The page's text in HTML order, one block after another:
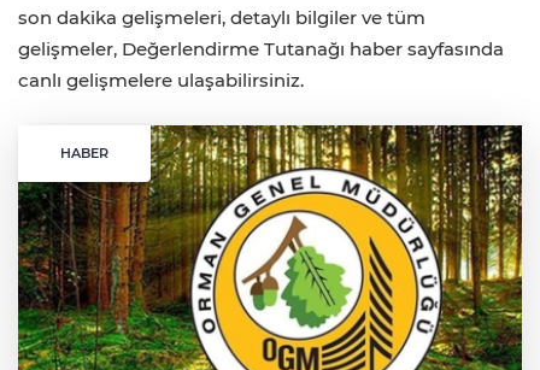
son dakika gelişmeleri, detaylı bilgiler ve tüm
gelişmeler, Değerlendirme Tutanağı haber sayfasında
canlı gelişmelere ulaşabilirsiniz.
HABER